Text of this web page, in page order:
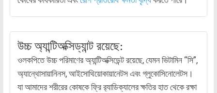
উচ্চ অ্যান্টিঅক্সিড্যান্ট রয়েছে:
ওলকপিতে উচ্চ পরিমাণের অ্যান্টিঅক্সিডেন্ট রয়েছে, যেমন ভিটামিন “সি”,
অ্যান্থোসায়ানিনস, আইসোথিয়োকায়ানেটস এবং গ্লুকোসিনোলেটস।
যা আমাদের শরীরের কোষকে ফ্রি র‌্যাডিক্যালের ক্ষতির হাত থেকে রক্ষা